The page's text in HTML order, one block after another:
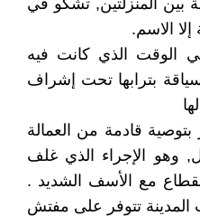
بين المنزلتين, تشكو في
الاسم.
في الوقت الذي كانت فيه
بترابها تحت إشراف
قادمة من العمالة
وهو الإجراء الذي غلف
مع الأسف الشديد .
المدينة تتوفر على مفتش